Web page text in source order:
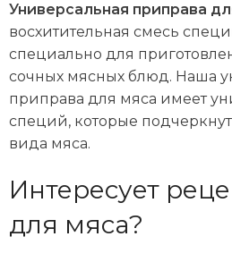
Универсальная приправа
восхитительная смесь
специально для
сочных мясных блюд. Наша
приправа для мяса имеет
специй, которые
вида мяса.
Интересует
для мяса?